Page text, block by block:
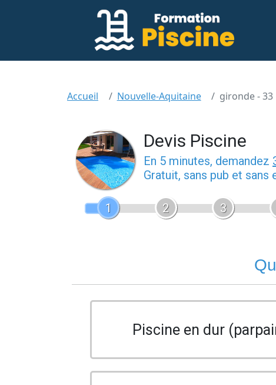
Accueil Nouvelle-Aquitaine gironde - 33
Devis Piscine
En 5 minutes, demandez
Gratuit, sans pub et sans
1 2 3
Piscine en dur